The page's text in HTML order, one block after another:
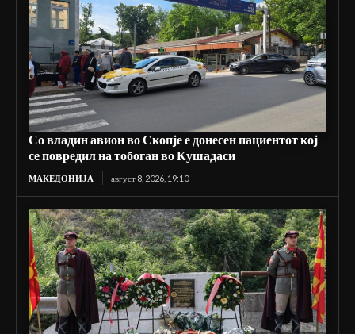
Со владин авион во Скопје е донесен пациентот кој
се повредил на тобоган во Кушадаси
МАКЕДОНИЈА август 8, 2026, 19:10